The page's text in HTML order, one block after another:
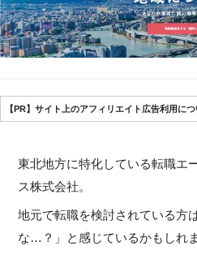
【PR】サイト上のアフィリエイト広告利用につ
東北地方に特化している転職エ
ス株式会社。
地元で転職を検討されている方
な…？」と感じているかもしれ